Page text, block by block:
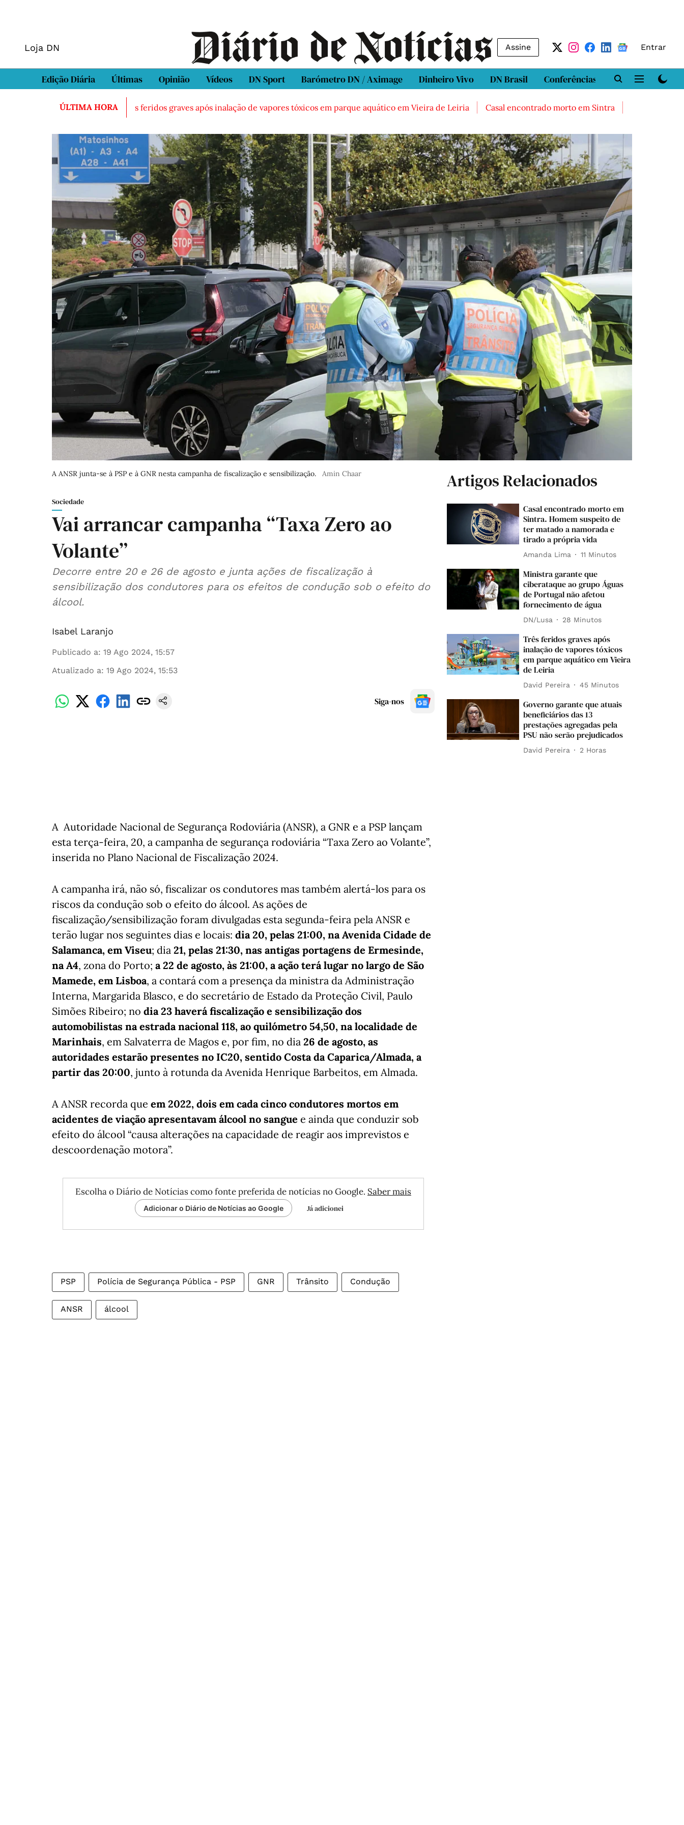
Loja DN Assine Entrar
Edição Diária Últimas Opinião Vídeos DN Sport Barómetro DN / Aximage Dinheiro Vivo DN Brasil Conferências DN LAB
ÚLTIMA HORA
morto em Sintra Três feridos graves após inalação de vapores tóxicos em parque aquático em Vieira de Leiria Casal encontrado morto em Sintra Três feridos graves
A ANSR junta-se à PSP e à GNR nesta campanha de fiscalização e sensibilização. Amin Chaar
Sociedade
Vai arrancar campanha “Taxa Zero ao
Volante”
Decorre entre 20 e 26 de agosto e junta ações de fiscalização à
sensibilização dos condutores para os efeitos de condução sob o efeito do
álcool.
Isabel Laranjo
Publicado a: 19 Ago 2024, 15:57
Atualizado a: 19 Ago 2024, 15:53
Siga-nos
A Autoridade Nacional de Segurança Rodoviária (ANSR), a GNR e a PSP lançam
esta terça-feira, 20, a campanha de segurança rodoviária “Taxa Zero ao Volante”,
inserida no Plano Nacional de Fiscalização 2024.
A campanha irá, não só, fiscalizar os condutores mas também alertá-los para os
riscos da condução sob o efeito do álcool. As ações de
fiscalização/sensibilização foram divulgadas esta segunda-feira pela ANSR e
terão lugar nos seguintes dias e locais: dia 20, pelas 21:00, na Avenida Cidade de
Salamanca, em Viseu; dia 21, pelas 21:30, nas antigas portagens de Ermesinde,
na A4, zona do Porto; a 22 de agosto, às 21:00, a ação terá lugar no largo de São
Mamede, em Lisboa, a contará com a presença da ministra da Administração
Interna, Margarida Blasco, e do secretário de Estado da Proteção Civil, Paulo
Simões Ribeiro; no dia 23 haverá fiscalização e sensibilização dos
automobilistas na estrada nacional 118, ao quilómetro 54,50, na localidade de
Marinhais, em Salvaterra de Magos e, por fim, no dia 26 de agosto, as
autoridades estarão presentes no IC20, sentido Costa da Caparica/Almada, a
partir das 20:00, junto à rotunda da Avenida Henrique Barbeitos, em Almada.
A ANSR recorda que em 2022, dois em cada cinco condutores mortos em
acidentes de viação apresentavam álcool no sangue e ainda que conduzir sob
efeito do álcool “causa alterações na capacidade de reagir aos imprevistos e
descoordenação motora”.
Escolha o Diário de Notícias como fonte preferida de notícias no Google. Saber mais
Adicionar o Diário de Notícias ao Google Já adicionei
PSP Polícia de Segurança Pública - PSP GNR Trânsito Condução
ANSR álcool
Artigos Relacionados
Casal encontrado morto em
Sintra. Homem suspeito de
ter matado a namorada e
tirado a própria vida
Amanda Lima 11 Minutos
Ministra garante que
ciberataque ao grupo Águas
de Portugal não afetou
fornecimento de água
DN/Lusa 28 Minutos
Três feridos graves após
inalação de vapores tóxicos
em parque aquático em Vieira
de Leiria
David Pereira 45 Minutos
Governo garante que atuais
beneficiários das 13
prestações agregadas pela
PSU não serão prejudicados
David Pereira 2 Horas